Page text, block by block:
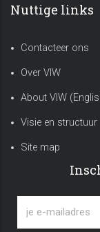
Nuttige links
Contacteer ons
Over VIW
About VIW
Visie en structuur
Site map